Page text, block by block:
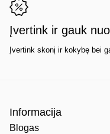
Įvertink ir gauk
Įvertink skonį ir kokybę bei
Informacija
Blogas